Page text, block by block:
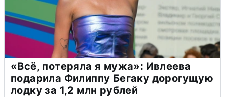
«Всё, потеряла я мужа»: Ивлеева
подарила Филиппу Бегаку дорогущую
лодку за 1,2 млн рублей